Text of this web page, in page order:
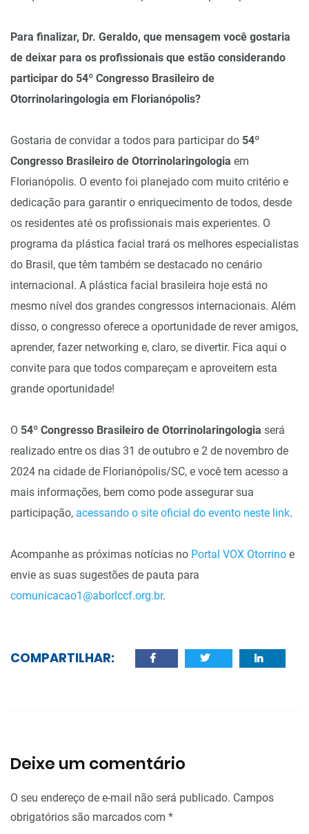
Para finalizar, Dr. Geraldo, que mensagem você gostaria
de deixar para os profissionais que estão considerando
participar do 54º Congresso Brasileiro de
Otorrinolaringologia em Florianópolis?
Gostaria de convidar a todos para participar do 54º
Congresso Brasileiro de Otorrinolaringologia em
Florianópolis. O evento foi planejado com muito critério e
dedicação para garantir o enriquecimento de todos, desde
os residentes até os profissionais mais experientes. O
programa da plástica facial trará os melhores especialistas
do Brasil, que têm também se destacado no cenário
internacional. A plástica facial brasileira hoje está no
mesmo nível dos grandes congressos internacionais. Além
disso, o congresso oferece a oportunidade de rever amigos,
aprender, fazer networking e, claro, se divertir. Fica aqui o
convite para que todos compareçam e aproveitem esta
grande oportunidade!
O 54º Congresso Brasileiro de Otorrinolaringologia será
realizado entre os dias 31 de outubro e 2 de novembro de
2024 na cidade de Florianópolis/SC, e você tem acesso a
mais informações, bem como pode assegurar sua
participação, acessando o site oficial do evento neste link.
Acompanhe as próximas notícias no Portal VOX Otorrino e
envie as suas sugestões de pauta para
comunicacao1@aborlccf.org.br.
COMPARTILHAR:
Deixe um comentário
O seu endereço de e-mail não será publicado. Campos
obrigatórios são marcados com *